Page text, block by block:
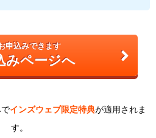
申込みできます
みページへ
インズウェブ限定特典が適用されま
す。